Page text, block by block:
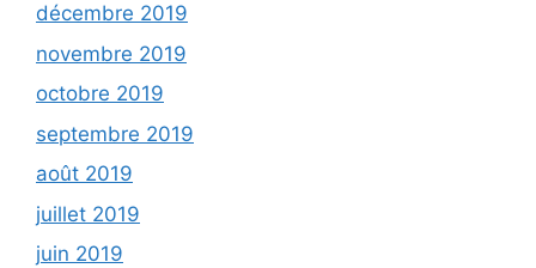
décembre 2019
novembre 2019
octobre 2019
septembre 2019
août 2019
juillet 2019
juin 2019